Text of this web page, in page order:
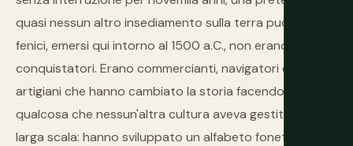
quasi nessun altro insediamento sulla terra può fare. I
fenici, emersi qui intorno al 1500 a.C., non erano
conquistatori. Erano commercianti, navigatori e
artigiani che hanno cambiato la storia facendo
qualcosa che nessun'altra cultura aveva gestito su
larga scala: hanno sviluppato un alfabeto fonetico.